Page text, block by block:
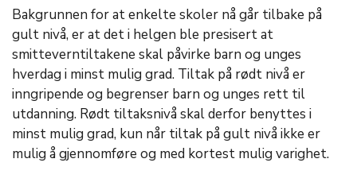
Bakgrunnen for at enkelte skoler nå går tilbake på
gult nivå, er at det i helgen ble presisert at
smitteverntiltakene skal påvirke barn og unges
hverdag i minst mulig grad. Tiltak på rødt nivå er
inngripende og begrenser barn og unges rett til
utdanning. Rødt tiltaksnivå skal derfor benyttes i
minst mulig grad, kun når tiltak på gult nivå ikke er
mulig å gjennomføre og med kortest mulig varighet.